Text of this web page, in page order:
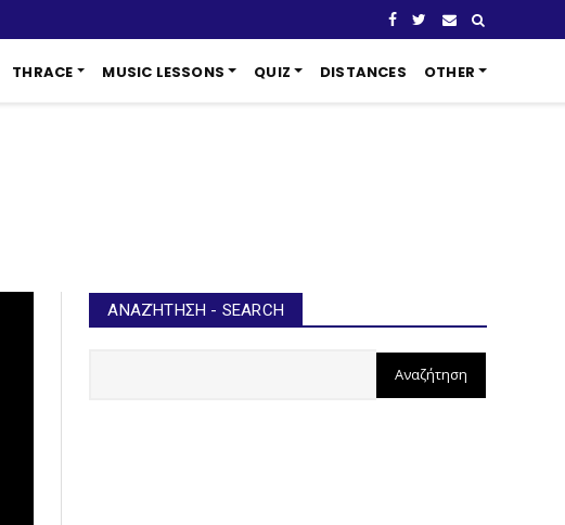
THRACE MUSIC LESSONS QUIZ DISTANCES OTHER
ΑΝΑΖΉΤΗΣΗ - SEARCH